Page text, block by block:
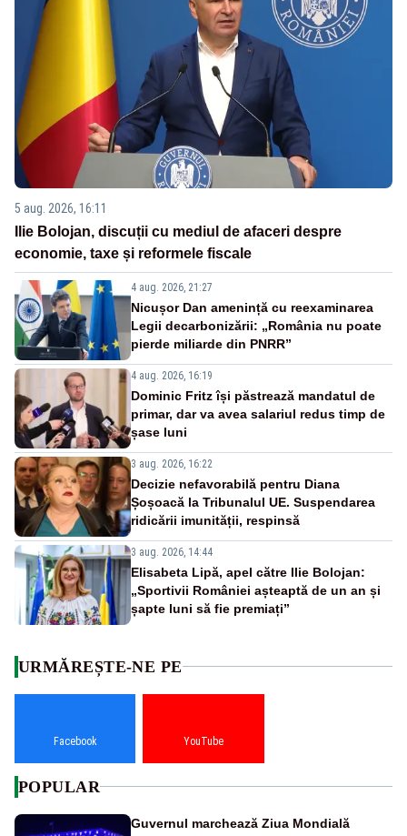
5 aug. 2026, 16:11
Ilie Bolojan, discuții cu mediul de afaceri despre
economie, taxe și reformele fiscale
4 aug. 2026, 21:27
Nicușor Dan amenință cu reexaminarea
Legii decarbonizării: „România nu poate
pierde miliarde din PNRR”
4 aug. 2026, 16:19
Dominic Fritz își păstrează mandatul de
primar, dar va avea salariul redus timp de
șase luni
3 aug. 2026, 16:22
Decizie nefavorabilă pentru Diana
Șoșoacă la Tribunalul UE. Suspendarea
ridicării imunității, respinsă
3 aug. 2026, 14:44
Elisabeta Lipă, apel către Ilie Bolojan:
„Sportivii României așteaptă de un an și
șapte luni să fie premiați”
URMĂREȘTE-NE PE
Facebook YouTube
POPULAR
Guvernul marchează Ziua Mondială